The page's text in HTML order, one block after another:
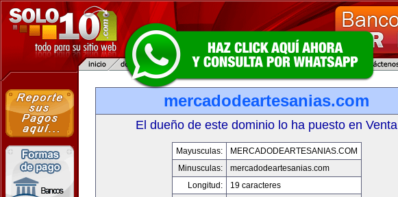
mercadodeartesanias.com
El dueño de este dominio lo ha puesto en Venta
Mayusculas:
MERCADODEARTESANIAS.COM
Minusculas:
mercadodeartesanias.com
Longitud:
19 caracteres